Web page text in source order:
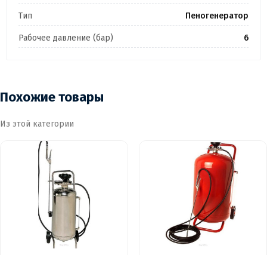
Тип Пеногенератор
Рабочее давление (бар) 6
Похожие товары
Из этой категории